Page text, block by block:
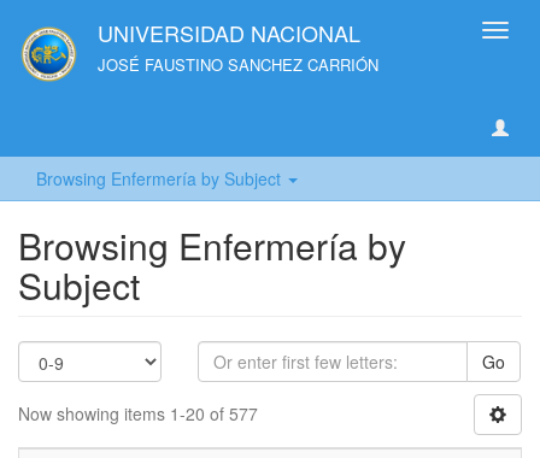
UNIVERSIDAD NACIONAL
JOSÉ FAUSTINO SANCHEZ CARRIÓN
Browsing Enfermería by Subject
Browsing Enfermería by
Subject
Go
Now showing items 1-20 of 577